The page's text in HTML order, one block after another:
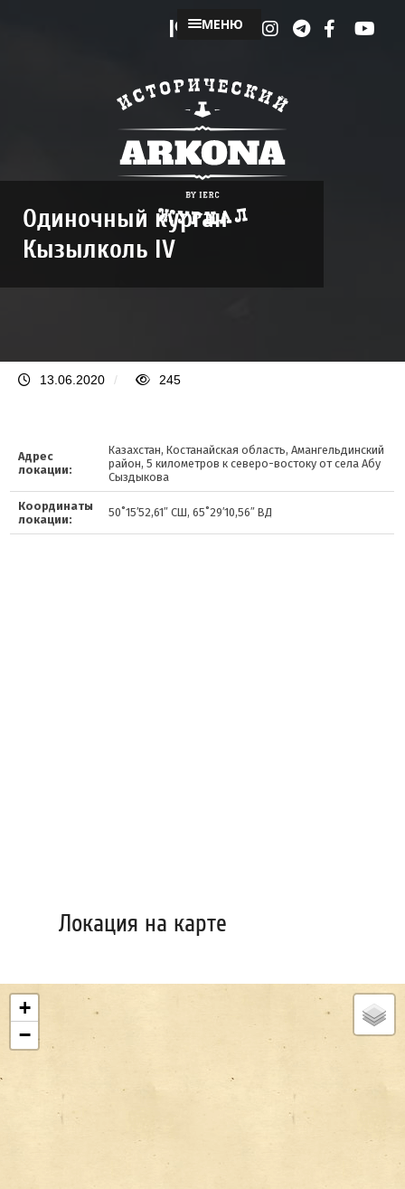
МЕНЮ
Одиночный курган
Кызылколь IV
13.06.2020 / 245
Адрес
локации:
Казахстан, Костанайская область, Амангельдинский
район, 5 километров к северо-востоку от села Абу
Сыздыкова
Координаты
локации:
50˚15′52,61″ СШ, 65˚29′10,56″ ВД
Локация на карте
+
−